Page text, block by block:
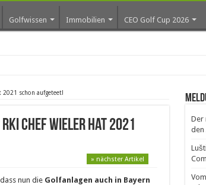
Golfwissen Immobilien CEO Golf Cup 2026
2021 schon aufgeteet!
Chef Wieler hat 2021
» nächster Artikel
nun die Golfanlagen auch in Bayern
Der
den